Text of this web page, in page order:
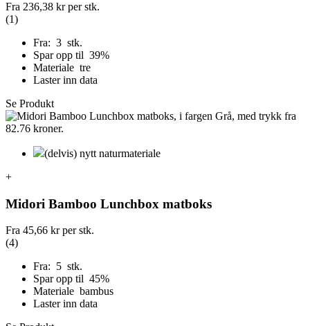
Fra 236,38 krper stk.
(1)
Fra: 3 stk.
Spar opp til 39%
Materiale tre
Laster inn data
Se Produkt
(delvis) nytt naturmateriale
+
Midori Bamboo Lunchbox matboks
Fra 45,66 krper stk.
(4)
Fra: 5 stk.
Spar opp til 45%
Materiale bambus
Laster inn data